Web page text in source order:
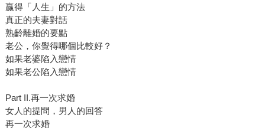
贏得「人生」的方法
真正的夫妻對話
熟齡離婚的要點
老公，你覺得哪個比較好？
如果老婆陷入戀情
如果老公陷入戀情
Part II.再一次求婚
女人的提問，男人的回答
再一次求婚